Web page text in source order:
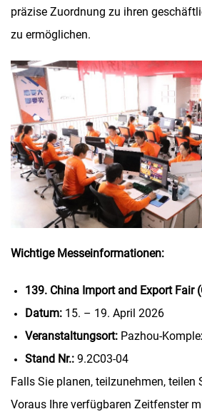
präzise Zuordnung zu ihren
zu ermöglichen.
Wichtige Messeinformationen:
139. China Import and Export Fair
Datum: 15. – 19. April 2026
Veranstaltungsort: Pazhou-
Stand Nr.: 9.2C03-04
Falls Sie planen, teilzunehmen, teilen
Voraus Ihre verfügbaren Zeitfenster